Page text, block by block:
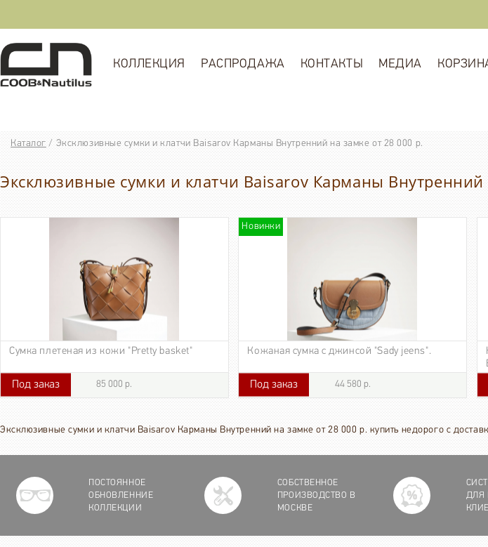
КОЛЛЕКЦИЯ РАСПРОДАЖА КОНТАКТЫ МЕДИА
Каталог / Эксклюзивные сумки и клатчи Baisarov Карманы Внутренний на замке от 28 000 р.
Эксклюзивные сумки и клатчи Baisarov Карманы Внутренний
Сумка плетеная из кожи "Pretty basket"
85 000 р. 85 000 р.
Под заказ
Новинки
Кожаная сумка с джинсой "Sady jeens".
44 580 р. 44 580 р.
Под заказ
Эксклюзивные сумки и клатчи Baisarov Карманы Внутренний на замке от 28 000 р. купить недорого с
ПОСТОЯННОЕ
ОБНОВЛЕННИЕ
КОЛЛЕКЦИИ
СОБСТВЕННОЕ
ПРОИЗВОДСТВО В
МОСКВЕ
ДЛЯ